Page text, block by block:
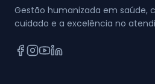
Gestão humanizada em saúde,
cuidado e a excelência no